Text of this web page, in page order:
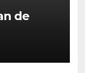
de
21%
pasado